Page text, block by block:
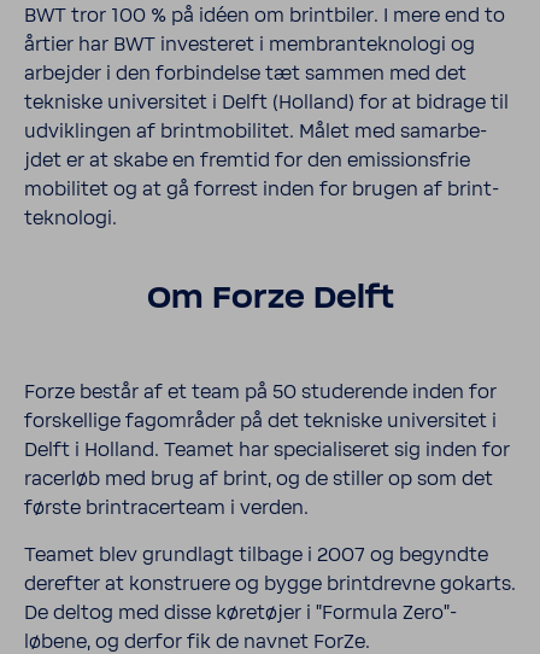
BWT tror 100 % på idéen om brint­biler. I mere end to
årtier har BWT investeret i membran­te­knologi og
arbe­jder i den forbindelse tæt sammen med det
tekniske univer­sitet i Delft (Holland) for at bidrage til
udviklingen af brint­mo­bilitet. Målet med samar­be­
jdet er at skabe en fremtid for den emis­sions­frie
mobilitet og at gå forrest inden for brugen af brint­
te­knologi.
Om Forze Delft
Forze består af et team på 50 stud­erende inden for
forskel­lige fagområder på det tekniske univer­sitet i
Delft i Holland. Teamet har specialis­eret sig inden for
racerløb med brug af brint, og de stiller op som det
første brin­trac­erteam i verden.
Teamet blev grund­lagt tilbage i 2007 og begy­ndte
derefter at konstruere og bygge brint­drevne gokarts.
De deltog med disse køretøjer i "Formula Zero"-
løbene, og derfor fik de navnet ForZe.